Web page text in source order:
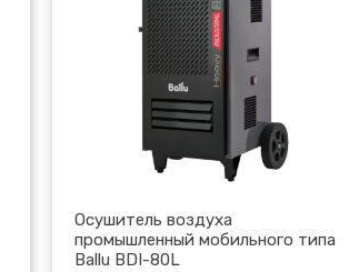
Осушитель воздуха
промышленный мобильного типа
Ballu BDI-80L